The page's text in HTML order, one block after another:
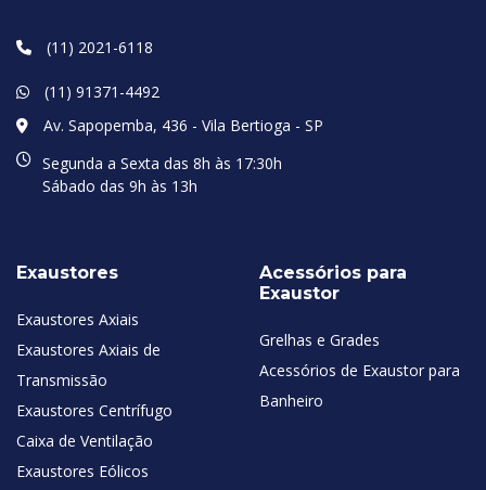
(11) 2021-6118
(11) 91371-4492
Av. Sapopemba, 436 - Vila Bertioga - SP
Segunda a Sexta das 8h às 17:30h
Sábado das 9h às 13h
Exaustores
Exaustores Axiais
Exaustores Axiais de
Transmissão
Exaustores Centrífugo
Caixa de Ventilação
Exaustores Eólicos
Acessórios para
Exaustor
Grelhas e Grades
Acessórios de Exaustor para
Banheiro